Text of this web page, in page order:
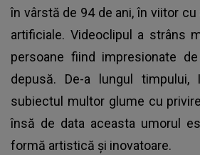
în vârstă de 94 de ani, în viitor
artificiale. Videoclipul a strâns
persoane fiind impresionate
depusă. De-a lungul
subiectul multor glume cu
însă de data aceasta umorul
formă artistică și inovatoare.